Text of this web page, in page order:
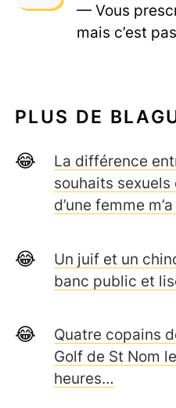
— Vous
mais c’est
PLUS DE
La différence
souhaits sexuels
d’une femme
Un juif et un
banc public et
Quatre copains
Golf de St Nom
heures…